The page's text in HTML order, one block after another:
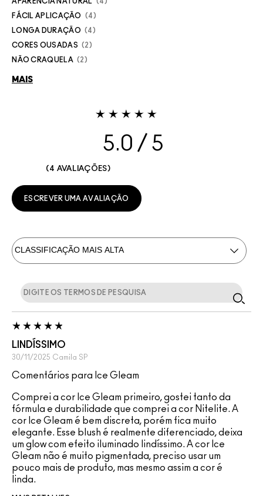
FÁCIL APLICAÇÃO 4
LONGA DURAÇÃO 4
CORES OUSADAS 2
NÃO CRAQUELA 2
MAIS
5.0
4 AVALIAÇÕES
ESCREVER UMA AVALIAÇÃO
LINDÍSSIMO
30/11/2025 Camila SP
Comentários para Ice Gleam
Comprei a cor Ice Gleam primeiro, gostei tanto da
fórmula e durabilidade que comprei a cor Nitelite. A
cor Ice Gleam é bem discreta, porém fica muito
elegante. Esse blush é realmente diferenciado, deixa
um glow com efeito iluminado lindíssimo. A cor Ice
Gleam não é muito pigmentada, preciso usar um
pouco mais de produto, mas mesmo assim a cor é
linda.